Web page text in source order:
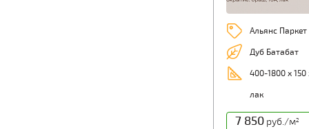
Альянс Паркет
Дуб Батабат
400-1800 х
лак
7 850руб./м2